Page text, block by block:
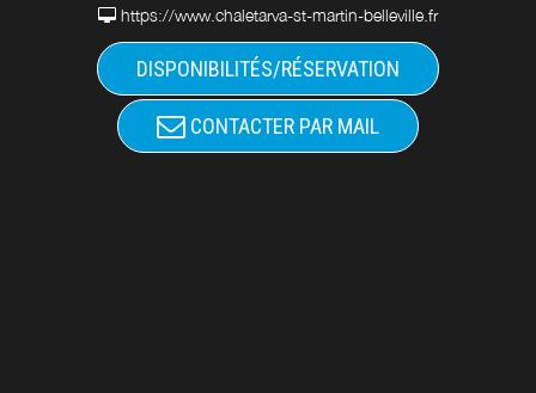
https://www.chaletarva-st-martin-belleville.fr
DISPONIBILITÉS/RÉSERVATION
CONTACTER PAR MAIL